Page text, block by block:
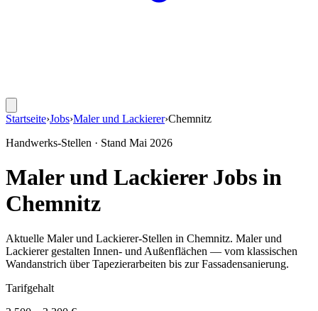
Startseite›Jobs›Maler und Lackierer›Chemnitz
Handwerks-Stellen · Stand Mai 2026
Maler und LackiererJobs in
Chemnitz
Aktuelle Maler und Lackierer-Stellen in Chemnitz. Maler und
Lackierer gestalten Innen- und Außenflächen — vom klassischen
Wandanstrich über Tapezierarbeiten bis zur Fassadensanierung.
Tarifgehalt